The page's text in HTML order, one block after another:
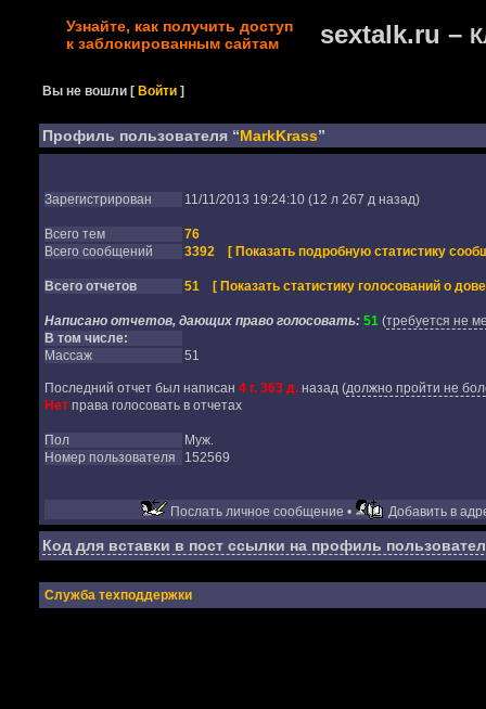
Узнайте, как получить доступ
к заблокированным сайтам
sextalk.ru –
Вы не вошли [Войти ]
Профиль пользователя “MarkKrass”
Зарегистрирован 11/11/2013 19:24:10 (12 л 267 д назад)
Всего тем
76
Всего сообщений
3392 [ Показать подробную статистику
Всего отчетов 51 [ Показать статистику голосований о
Написано отчетов, дающих право голосовать: 51(требуется не
В том числе:
Массаж
51
Последний отчет был написан 4 г. 363 д.назад(должно пройти не
Нетправа голосовать в отчетах
Пол
Муж.
Номер пользователя
152569
Послать личное сообщение • Добавить в
Код для вставки в пост ссылки на профиль
Служба техподдержки